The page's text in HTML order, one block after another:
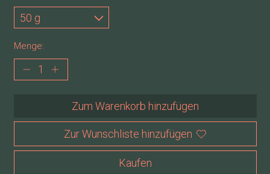
Menge:
Zum Warenkorb hinzufügen
Zur Wunschliste hinzufügen
Kaufen